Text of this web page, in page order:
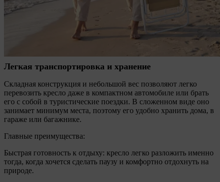
Легкая транспортировка и хранение
Складная конструкция и небольшой вес позволяют легко
перевозить кресло даже в компактном автомобиле или брать
его с собой в туристические поездки. В сложенном виде оно
занимает минимум места, поэтому его удобно хранить дома, в
гараже или багажнике.
Главные преимущества:
Быстрая готовность к отдыху: кресло легко разложить именно
тогда, когда хочется сделать паузу и комфортно отдохнуть на
природе.